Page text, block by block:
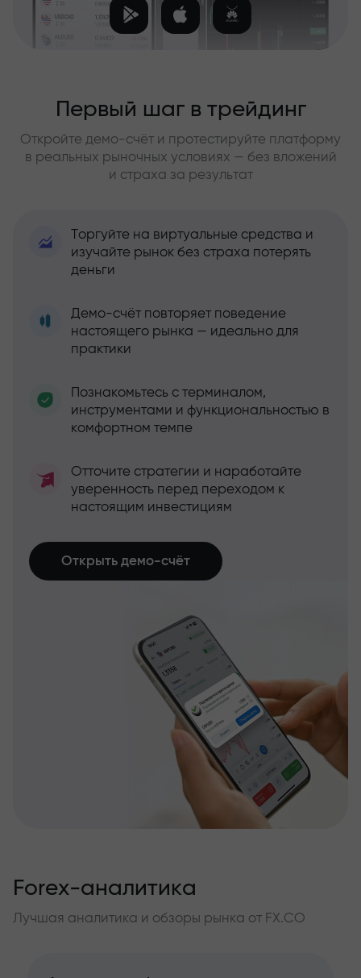
Первый шаг в трейдинг
Откройте демо-счёт и протестируйте платформу
в реальных рыночных условиях — без вложений
и страха за результат
Торгуйте на виртуальные средства и
изучайте рынок без страха потерять
деньги
Демо-счёт повторяет поведение
настоящего рынка — идеально для
практики
Познакомьтесь с терминалом,
инструментами и функциональностью в
комфортном темпе
Отточите стратегии и наработайте
уверенность перед переходом к
настоящим инвестициям
Открыть демо-счёт
Forex-аналитика
Лучшая аналитика и обзоры рынка от FX.CO